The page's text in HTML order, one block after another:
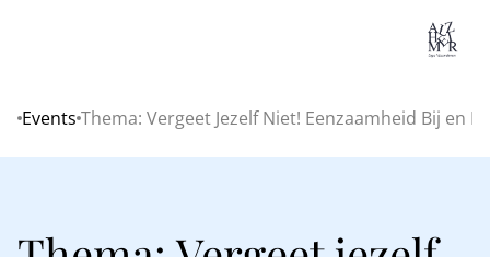
Home
Events Thema: Vergeet Jezelf Niet! Eenzaamheid Bij en